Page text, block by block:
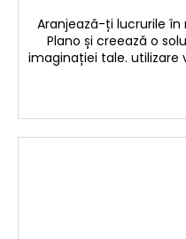
Aranjează-ți lucrurile
Plano și creează o
imaginației tale. utilizare